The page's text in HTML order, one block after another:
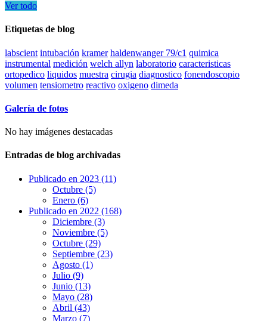
Ver todo
Etiquetas de blog
labscient intubación kramer haldenwanger 79/c1 quimica
instrumental medición welch allyn laboratorio caracteristicas
ortopedico liquidos muestra cirugia diagnostico fonendoscopio
volumen tensiometro reactivo oxigeno dimeda
Galería de fotos
No hay imágenes destacadas
Entradas de blog archivadas
Publicado en 2023 (11)
Octubre (5)
Enero (6)
Publicado en 2022 (168)
Diciembre (3)
Noviembre (5)
Octubre (29)
Septiembre (23)
Agosto (1)
Julio (9)
Junio (13)
Mayo (28)
Abril (43)
Marzo (7)